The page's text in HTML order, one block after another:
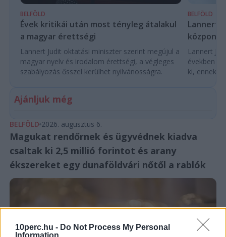
10perc.hu - Do Not Process My Personal
Information
BELFÖLD
Évek kritikái után most tényleg átalakul
a magyar érettségi
Lannert Judit oktatási miniszter szerint megújul a
magyar nyelv és irodalom érettségi, a végleges
szabályozás ősszel kerülhet nyilvánosságra.
BELFÖLD
Lannert
Lannert
években
ki, ennek
Ajánljuk még
BELFÖLD 2026. augusztus 6.
Magukat rendőrnek és ügyvédnek kiadva
csaltak ki 2,5 millió forintot és arany
ékszereket egy dunaföldvári nőtől a rablók